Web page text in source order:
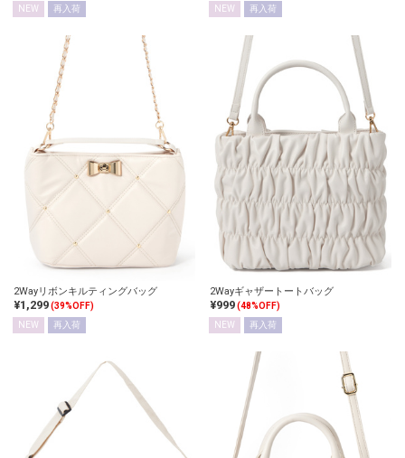
NEW
再入荷
NEW
再入荷
2Wayリボンキルティングバッグ
¥1,299(39%OFF)
NEW
再入荷
2Wayギャザートートバッグ
¥999(48%OFF)
NEW
再入荷